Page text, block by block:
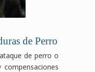
de Perro
de perro o